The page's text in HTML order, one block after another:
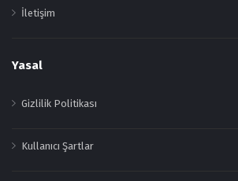
İletişim
Yasal
Gizlilik Politikası
Kullanıcı Şartlar